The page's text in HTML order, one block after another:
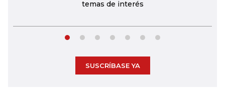
temas de interés
SUSCRÍBASE YA